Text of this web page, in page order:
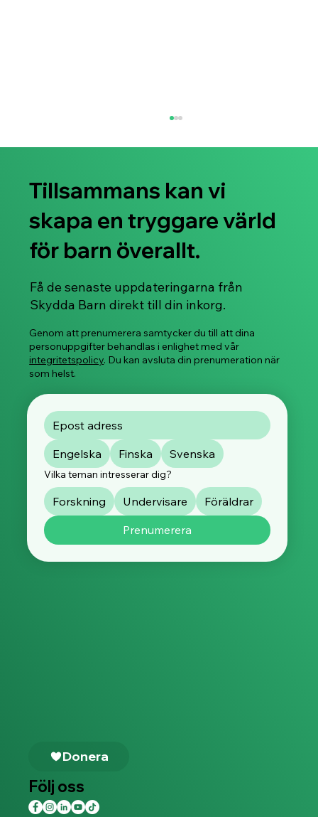
Svenskspråkiga Stop, Slow & Go™ -
distansworkshoppar som främjar barnens
känslo- och säkerhetsfärdigheter börjar i
januari 2026!
Tillsammans kan vi
skapa en tryggare värld
för barn överallt.
Få de senaste uppdateringarna från
Skydda Barn direkt till din inkorg.
Genom att prenumerera samtycker du till att dina
personuppgifter behandlas i enlighet med vår
integritetspolicy. Du kan avsluta din prenumeration när
som helst.
Engelska Finska Svenska
Vilka teman intresserar dig?
Forskning Undervisare
Föräldrar
Prenumerera
Donera
Följ oss